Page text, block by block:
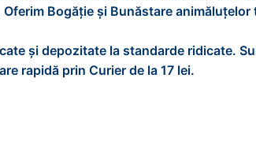
Bogăție și Bunăstare animăluțelor
și depozitate la standarde ridicate.
rapidă prin Curier de la 17 lei.